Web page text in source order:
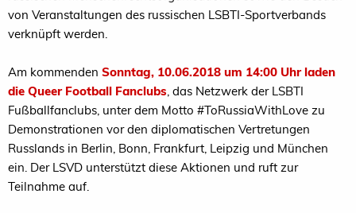
von Veranstaltungen des russischen LSBTI-Sportverbands
verknüpft werden.
Am kommenden Sonntag, 10.06.2018 um 14:00 Uhr laden
die Queer Football Fanclubs, das Netzwerk der LSBTI
Fußballfanclubs, unter dem Motto #ToRussiaWithLove zu
Demonstrationen vor den diplomatischen Vertretungen
Russlands in Berlin, Bonn, Frankfurt, Leipzig und München
ein. Der LSVD unterstützt diese Aktionen und ruft zur
Teilnahme auf.